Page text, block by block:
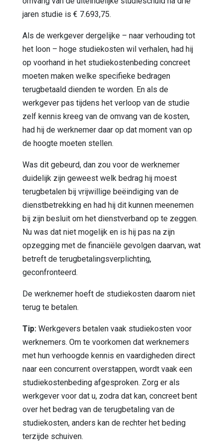
jaren studie is € 7.693,75.
Als de werkgever dergelijke – naar verhouding tot
het loon – hoge studiekosten wil verhalen, had hij
op voorhand in het studiekostenbeding concreet
moeten maken welke specifieke bedragen
terugbetaald dienden te worden. En als de
werkgever pas tijdens het verloop van de studie
zelf kennis kreeg van de omvang van de kosten,
had hij de werknemer daar op dat moment van op
de hoogte moeten stellen.
Was dit gebeurd, dan zou voor de werknemer
duidelijk zijn geweest welk bedrag hij moest
terugbetalen bij vrijwillige beëindiging van de
dienstbetrekking en had hij dit kunnen meenemen
bij zijn besluit om het dienstverband op te zeggen.
Nu was dat niet mogelijk en is hij pas na zijn
opzegging met de financiële gevolgen daarvan, wat
betreft de terugbetalingsverplichting,
geconfronteerd.
De werknemer hoeft de studiekosten daarom niet
terug te betalen.
Tip: Werkgevers betalen vaak studiekosten voor
werknemers. Om te voorkomen dat werknemers
met hun verhoogde kennis en vaardigheden direct
naar een concurrent overstappen, wordt vaak een
studiekostenbeding afgesproken. Zorg er als
werkgever voor dat u, zodra dat kan, concreet bent
over het bedrag van de terugbetaling van de
studiekosten, anders kan de rechter het beding
terzijde schuiven.